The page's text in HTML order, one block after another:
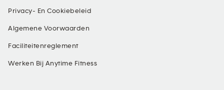
Privacy- En Cookiebeleid
Algemene Voorwaarden
Faciliteitenreglement
Werken Bij Anytime Fitness